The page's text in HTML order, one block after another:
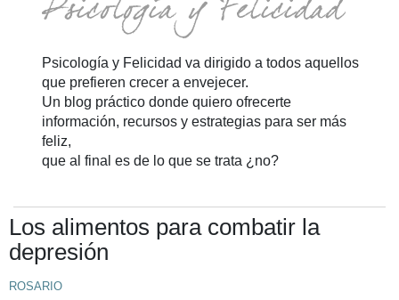
Psicología y Felicidad va dirigido a todos aquellos
que prefieren crecer a envejecer.
Un blog práctico donde quiero ofrecerte
información, recursos y estrategias para ser más
feliz,
que al final es de lo que se trata ¿no?
Los alimentos para combatir la
depresión
ROSARIO